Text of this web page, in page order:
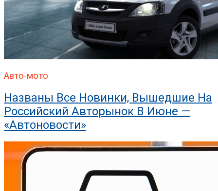
Авто-мото
Названы Все Новинки, Вышедшие На
Российский Авторынок В Июне —
«Автоновости»